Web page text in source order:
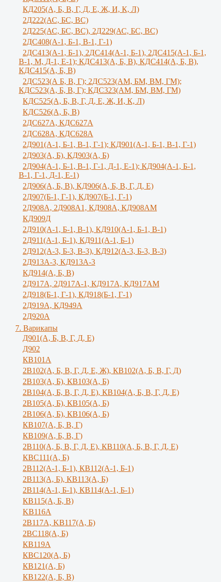
КД205(А, Б, В, Г, Д, Е, Ж, И, К, Л)
2Д222(АС, БС, ВС)
2Д225(АС, БС, ВС), 2Д229(АС, БС, ВС)
2ДС408(А-1, Б-1, В-1, Г-1)
2ДС413(А-1, Б-1), 2ДС414(А-1, Б-1), 2ДС415(А-1, Б-1,
В-1, М, Д-1, Е-1); КДС413(А, Б, В), КДС414(А, Б, В),
КДС415(А, Б, В)
2ДС523(А Б, В, Г); 2ДС523(АМ, БМ, ВМ, ГМ);
КДС523(А, Б, В, Г); КДС323(АМ, БМ, ВМ, ГМ)
КДС525(А, Б, В, Г, Д, Е, Ж, И, К, Л)
КДС526(А, Б, В)
2ДС627А, КДС627А
2ДС628А, КДС628А
2Д901(А-1, Б-1, В-1, Г-1); КД901(А-1, Б-1, В-1, Г-1)
2Д903(А, Б), КД903(А, Б)
2Д904(А-1, Б-1, В-1, Г-1, Д-1, Е-1); КД904(А-1, Б-1,
В-1, Г-1, Д-1, Е-1)
2Д906(А, Б, В), КД906(А, Б, В, Г, Д, Е)
2Д907(Б-1, Г-1), КД907(Б-1, Г-1)
2Д908А, 2Д908А1, КД908А, КД908АМ
КД909Д
2Д910(А-1, Б-1, В-1), КД910(А-1, Б-1, В-1)
2Д911(А-1, Б-1), КД911(А-1, Б-1)
2Д912(А-3, Б-3, В-3), КД912(А-3, Б-3, В-3)
2Д913А-3, КД913А-3
КД914(А, Б, В)
2Д917А, 2Д917A-1, КД917А, КД917АМ
2Д918(Б-1, Г-1), КД918(Б-1, Г-1)
2Д919А, КД949А
2Д920А
7. Варикапы
Д901(А, Б, В, Г, Д, Е)
Д902
КВ101А
2В102(А, Б, В, Г, Д, Е, Ж), КВ102(А, Б, В, Г, Д)
2В103(А, Б), КВ103(А, Б)
2В104(А, Б, В, Г, Д, Е), КВ104(А, Б, B, Г, Д, E)
2В105(А, Б), КВ105(А, Б)
2В106(А, Б), КВ106(А, Б)
КВ107(А, Б, В, Г)
КВ109(А, Б, В, Г)
2В110(А, Б, В, Г, Д, Е), КВ110(А, Б, B, Г, Д, E)
КВС111(А, Б)
2В112(А-1, Б-1), КВ112(А-1, Б-1)
2В113(А, Б), КВ113(А, Б)
2В114(А-1, Б-1), КВ114(А-1, Б-1)
КВ115(А, Б, В)
KB116A
2В117А, KB117(A, Б)
2ВС118(А, Б)
КВ119А
КВС120(А, Б)
КВ121(А, Б)
КВ122(А, Б, В)